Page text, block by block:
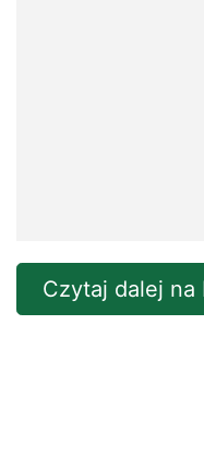
Czytaj dalej na